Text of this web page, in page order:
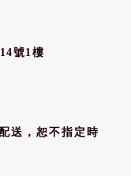
號1樓
送，恕不指定時